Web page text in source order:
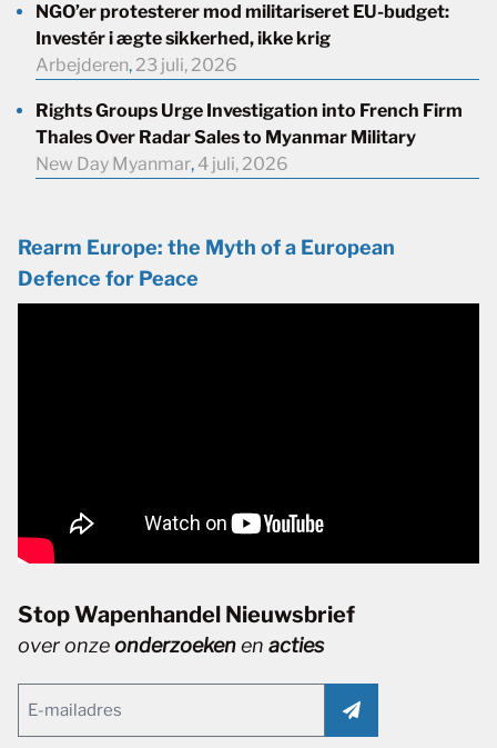
NGO’er protesterer mod militariseret EU-budget:
Investér i ægte sikkerhed, ikke krig
Arbejderen, 23 juli, 2026
Rights Groups Urge Investigation into French Firm
Thales Over Radar Sales to Myanmar Military
New Day Myanmar, 4 juli, 2026
Rearm Europe: the Myth of a European
Defence for Peace
Stop Wapenhandel Nieuwsbrief
over onzeonderzoekenen acties
(Vereist)